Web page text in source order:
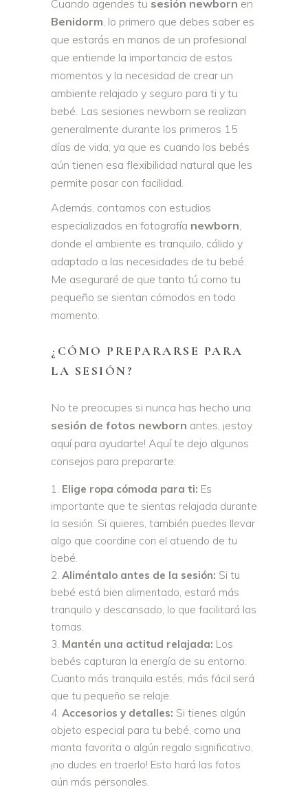
Cuando agendes tu sesión newborn en
Benidorm, lo primero que debes saber es
que estarás en manos de un profesional
que entiende la importancia de estos
momentos y la necesidad de crear un
ambiente relajado y seguro para ti y tu
bebé. Las sesiones newborn se realizan
generalmente durante los primeros 15
días de vida, ya que es cuando los bebés
aún tienen esa flexibilidad natural que les
permite posar con facilidad.
Además, contamos con estudios
especializados en fotografía newborn,
donde el ambiente es tranquilo, cálido y
adaptado a las necesidades de tu bebé.
Me aseguraré de que tanto tú como tu
pequeño se sientan cómodos en todo
momento.
¿CÓMO PREPARARSE PARA
LA SESIÓN?
No te preocupes si nunca has hecho una
sesión de fotos newborn antes, ¡estoy
aquí para ayudarte! Aquí te dejo algunos
consejos para prepararte:
Elige ropa cómoda para ti: Es
importante que te sientas relajada durante
la sesión. Si quieres, también puedes llevar
algo que coordine con el atuendo de tu
bebé.
Aliméntalo antes de la sesión: Si tu
bebé está bien alimentado, estará más
tranquilo y descansado, lo que facilitará las
tomas.
Mantén una actitud relajada: Los
bebés capturan la energía de su entorno.
Cuanto más tranquila estés, más fácil será
que tu pequeño se relaje.
Accesorios y detalles: Si tienes algún
objeto especial para tu bebé, como una
manta favorita o algún regalo significativo,
¡no dudes en traerlo! Esto hará las fotos
aún más personales.